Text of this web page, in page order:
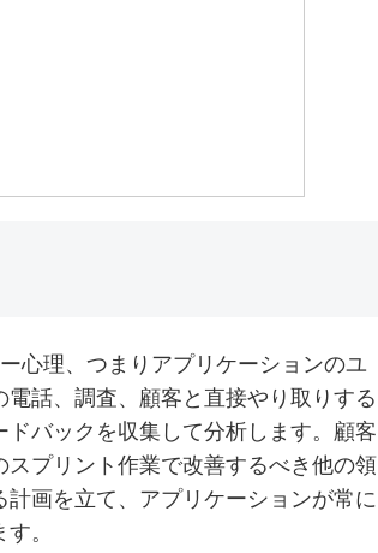
心理、つまりアプリケーションのユ
話、調査、顧客と直接やり取りする
バックを収集して分析します。顧客
プリント作業で改善するべき他の領
画を立て、アプリケーションが常に
。